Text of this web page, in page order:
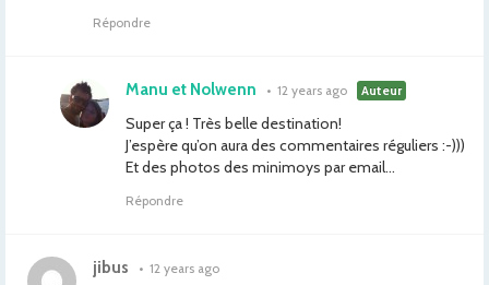
Répondre
Manu et Nolwenn • 12 years ago Auteur
Super ça ! Très belle destination!
J’espère qu’on aura des commentaires réguliers :-)))
Et des photos des minimoys par email…
Répondre
jibus • 12 years ago